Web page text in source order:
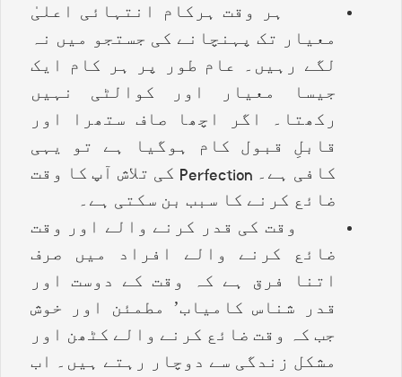
ہر وقت ہرکام انتہائی اعلیٰ
معیار تک پہنچانے کی جستجو میں نہ
لگے رہیں۔ عام طور پر ہر کام ایک
جیسا معیار اور کوالٹی نہیں
رکھتا۔ اگر اچھا صاف ستھرا اور
قابلِ قبول کام ہوگیا ہے تو یہی
کافی ہے۔ Perfection کی تلاش آپ کا وقت
ضائع کرنے کا سبب بن سکتی ہے۔
وقت کی قدر کرنے والے اور وقت
ضائع کرنے والے افراد میں صرف
اتنا فرق ہے کہ وقت کے دوست اور
قدر شناس کامیاب’ مطمئن اور خوش
جب کہ وقت ضائع کرنے والے کٹھن اور
مشکل زندگی سے دوچار رہتے ہیں۔ اب